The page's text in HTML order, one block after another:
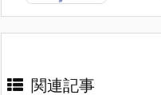
関連記事